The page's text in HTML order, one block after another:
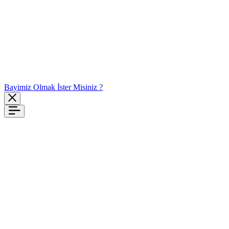
Bayimiz Olmak İster Misiniz ?